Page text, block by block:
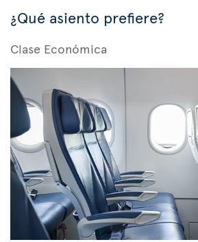
¿Qué asiento prefiere?
Clase Económica